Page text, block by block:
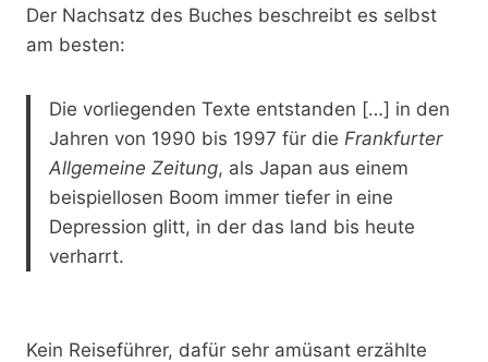
Der Nachsatz des Buches beschreibt es selbst
am besten:
Die vorliegenden Texte entstanden […] in den
Jahren von 1990 bis 1997 für die Frankfurter
Allgemeine Zeitung, als Japan aus einem
beispiellosen Boom immer tiefer in eine
Depression glitt, in der das land bis heute
verharrt.
Kein Reiseführer, dafür sehr amüsant erzählte